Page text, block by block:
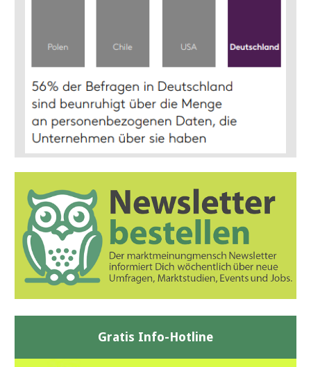
Gratis Info-Hotline